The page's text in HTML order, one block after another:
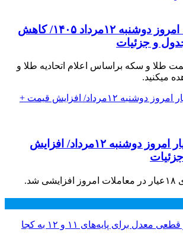
قیمت طلا و سکه امروز دوشنبه ۱۲مرداد ۱۴۰۵/ کاهش
و جزئیات
طلا و سکه براساس اعلام اتحادیه طلا و
میکنید.
قیمت طلای ۱۸عیار امروز دوشنبه ۱۲مرداد/ افزایش